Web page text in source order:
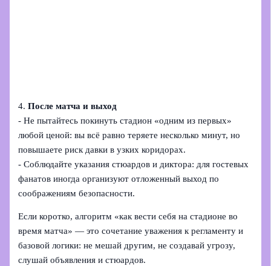
4.После матча и выход
- Не пытайтесь покинуть стадион «одним из первых»
любой ценой: вы всё равно теряете несколько минут, но
повышаете риск давки в узких коридорах.
- Соблюдайте указания стюардов и диктора: для гостевых
фанатов иногда организуют отложенный выход по
соображениям безопасности.
Если коротко, алгоритм «как вести себя на стадионе во
время матча» — это сочетание уважения к регламенту и
базовой логики: не мешай другим, не создавай угрозу,
слушай объявления и стюардов.